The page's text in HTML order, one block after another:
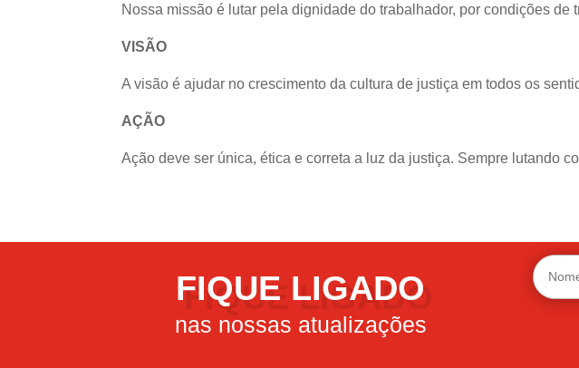
Nossa missão é lutar pela dignidade do trabalhador, por condições
VISÃO
A visão é ajudar no crescimento da cultura de justiça em todos os
AÇÃO
Ação deve ser única, ética e correta a luz da justiça. Sempre lutando
FIQUE LIGADO
nas nossas atualizações